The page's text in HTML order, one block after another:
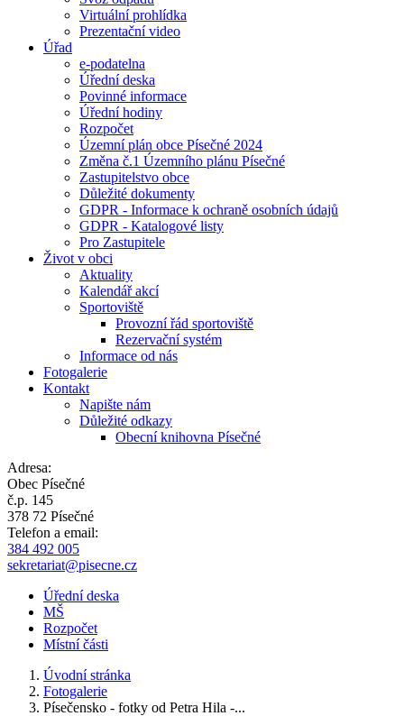
Virtuální prohlídka
Prezentační video
Úřad
e-podatelna
Úřední deska
Povinné informace
Úřední hodiny
Rozpočet
Územní plán obce Písečné 2024
Změna č.1 Územního plánu Písečné
Zastupitelstvo obce
Důležité dokumenty
GDPR - Informace k ochraně osobních údajů
GDPR - Katalogové listy
Pro Zastupitele
Život v obci
Aktuality
Kalendář akcí
Sportoviště
Provozní řád sportoviště
Rezervační systém
Informace od nás
Fotogalerie
Kontakt
Napište nám
Důležité odkazy
Obecní knihovna Písečné
Adresa:
Obec Písečné
č.p. 145
378 72 Písečné
Telefon a email:
384 492 005
sekretariat@pisecne.cz
Úřední deska
MŠ
Rozpočet
Místní části
Úvodní stránka
Fotogalerie
Písečensko - fotky od Petra Hila -...